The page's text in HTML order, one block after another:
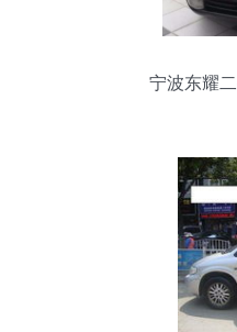
宁波东耀